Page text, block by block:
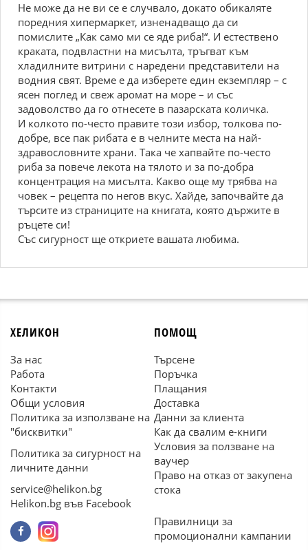
Не може да не ви се е случвало, докато обикаляте
поредния хипермаркет, изненадващо да си
помислите „Как само ми се яде риба!“. И естествено
краката, подвластни на мисълта, тръгват към
хладилните витрини с наредени представители на
водния свят. Време е да изберете един екземпляр – с
ясен поглед и свеж аромат на море – и със
задоволство да го отнесете в пазарската количка.
И колкото по-често правите този избор, толкова по-
добре, все пак рибата е в челните места на най-
здравословните храни. Така че хапвайте по-често
риба за повече лекота на тялото и за по-добра
концентрация на мисълта. Какво още му трябва на
човек – рецепта по негов вкус. Хайде, започвайте да
търсите из страниците на книгата, която държите в
ръцете си!
Със сигурност ще откриете вашата любима.
ХЕЛИКОН
За нас
Работа
Контакти
Общи условия
Политика за използване на
"бисквитки"
Политика за сигурност на
личните данни
service@helikon.bg
Helikon.bg във Facebook
ПОМОЩ
Търсене
Поръчка
Плащания
Доставка
Данни за клиента
Как да свалим е-книги
Условия за ползване на
ваучер
Право на отказ от закупена
стока
Правилници за
промоционални кампании